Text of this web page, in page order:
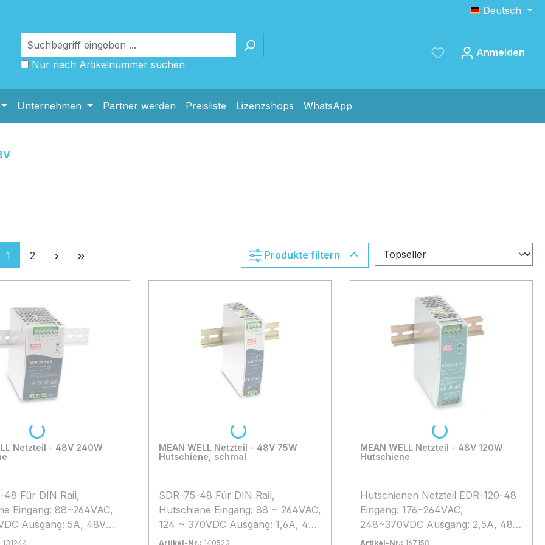
Deutsch
Nur nach Artikelnummer suchen
Anmelden
Unternehmen Partner werden Preisliste Lizenzshops WhatsApp
Seite
1 Seite
2 Produkte filtern
Netzteil - 48V 240W
48 Für DIN Rail,
Eingang: 88~264VAC,
Ausgang: 5A, 48V
131244
Loading...
MEAN WELL Netzteil - 48V 75W
Hutschiene, schmal
SDR-75-48 Für DIN Rail,
Hutschiene Eingang: 88 ~ 264VAC,
124 ~ 370VDC Ausgang: 1,6A, 48V
DC , 75 Watt, einstellbar ca. von
Artikel-Nr.: 140523
Loading...
MEAN WELL Netzteil - 48V 120W
Hutschiene
Hutschienen Netzteil EDR-120-48
Eingang: 176~264VAC,
248~370VDC Ausgang: 2,5A, 48V
DC (48~55V) Betriebstemperatur:
Artikel-Nr.: 167158
Loading...